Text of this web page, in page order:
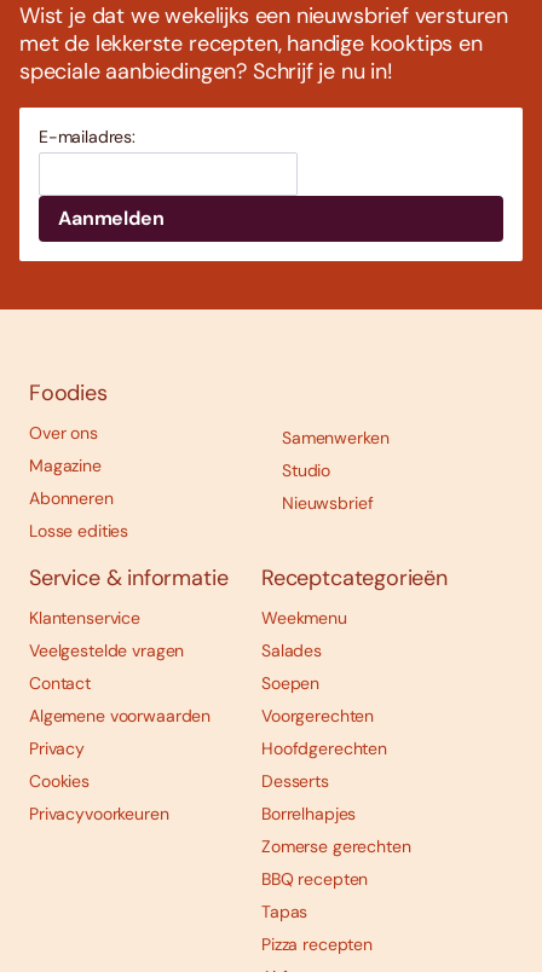
Wist je dat we wekelijks een nieuwsbrief versturen
met de lekkerste recepten, handige kooktips en
speciale aanbiedingen? Schrijf je nu in!
E-mailadres:
Foodies
Over ons
Magazine
Abonneren
Losse edities
Samenwerken
Studio
Nieuwsbrief
Service & informatie
Klantenservice
Veelgestelde vragen
Contact
Algemene voorwaarden
Privacy
Cookies
Privacyvoorkeuren
Receptcategorieën
Weekmenu
Salades
Soepen
Voorgerechten
Hoofdgerechten
Desserts
Borrelhapjes
Zomerse gerechten
BBQ recepten
Tapas
Pizza recepten